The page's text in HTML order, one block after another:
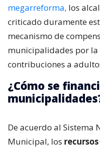
megarreforma, los
criticado duramente
mecanismo de
municipalidades por la
contribuciones a
¿Cómo se
De acuerdo al Sistema
Municipal, los